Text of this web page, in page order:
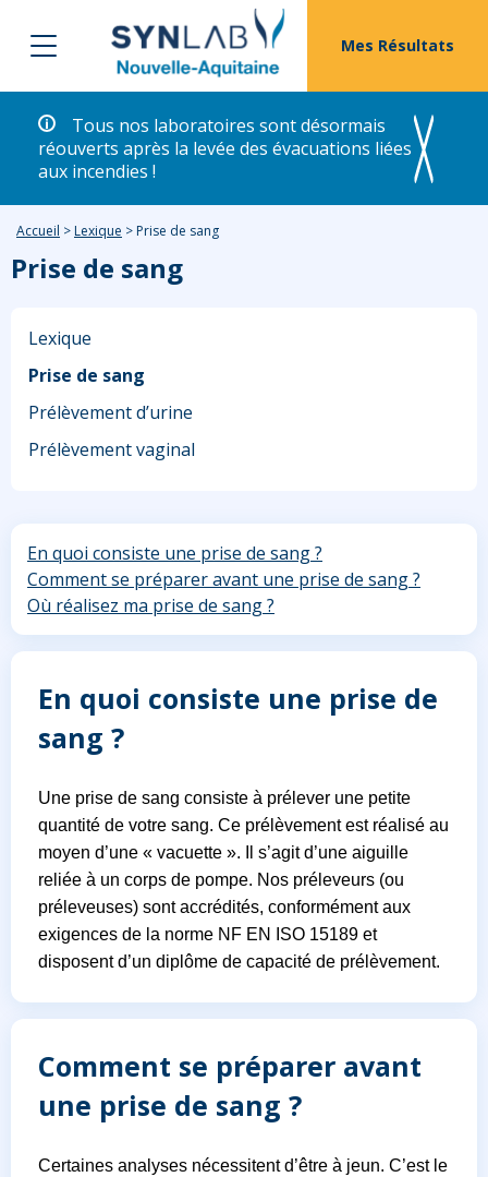
Mes Résultats
Tous nos laboratoires sont désormais
réouverts après la levée des évacuations liées
aux incendies !
Accueil > Lexique > Prise de sang
Prise de sang
Lexique
Prise de sang
Prélèvement d’urine
Prélèvement vaginal
En quoi consiste une prise de sang ?
Comment se préparer avant une prise de sang ?
Où réalisez ma prise de sang ?
En quoi consiste une prise de
sang ?
Une prise de sang consiste à prélever une petite
quantité de votre sang. Ce prélèvement est réalisé au
moyen d’une « vacuette ». Il s’agit d’une aiguille
reliée à un corps de pompe. Nos préleveurs (ou
préleveuses) sont accrédités, conformément aux
exigences de la norme NF EN ISO 15189 et
disposent d’un diplôme de capacité de prélèvement.
Comment se préparer avant
une prise de sang ?
Certaines analyses nécessitent d’être à jeun. C’est le